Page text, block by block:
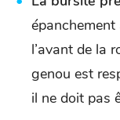
épanchement
l’avant de la
genou est
il ne doit pas